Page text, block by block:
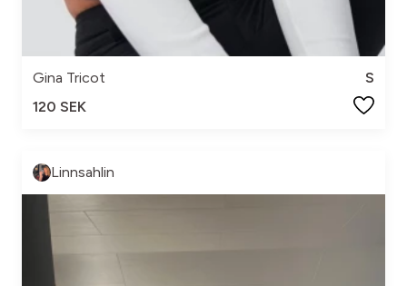
Gina Tricot
S
120 SEK
Linnsahlin